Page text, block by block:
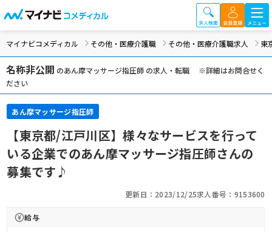
マイナビコメディカル その他・医療介護職 その他・医療介護職求人 東
名称非公開 のあん摩マッサージ指圧師 の求人・転職 ※詳細はお問合せく
ださい
あん摩マッサージ指圧師
【東京都/江戸川区】様々なサービスを行って
いる企業でのあん摩マッサージ指圧師さんの
募集です♪
更新日：2023/12/25求人番号：9153600
給与